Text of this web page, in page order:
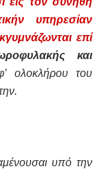
υπηρεσίαν
επί
και
ολοκλήρου του
υπό την